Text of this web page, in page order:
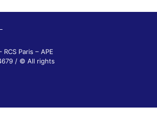
Paris – APE
/ © All rights